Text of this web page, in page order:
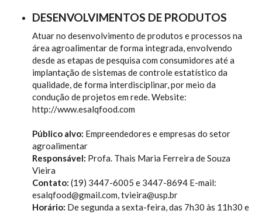
DESENVOLVIMENTOS DE PRODUTOS
Atuar no desenvolvimento de produtos e processos na
área agroalimentar de forma integrada, envolvendo
desde as etapas de pesquisa com consumidores até a
implantação de sistemas de controle estatístico da
qualidade, de forma interdisciplinar, por meio da
condução de projetos em rede. Website:
http://www.esalqfood.com
Público alvo: Empreendedores e empresas do setor
agroalimentar
Responsável: Profa. Thais Maria Ferreira de Souza
Vieira
Contato: (19) 3447-6005 e 3447-8694 E-mail:
esalqfood@gmail.com, tvieira@usp.br
Horário: De segunda a sexta-feira, das 7h30 às 11h30 e